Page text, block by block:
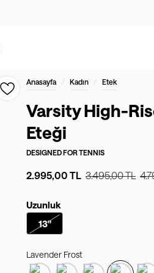
Anasayfa / Kadın / Etek
Varsity High-
Eteği
DESIGNED FORTENNIS
2.995,00 TL 3.495,00 TL
Uzunluk
13"
Lavender Frost